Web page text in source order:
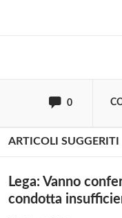
0
ARTICOLI SUGGERITI
Lega: Vanno
condotta